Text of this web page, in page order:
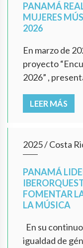
PANAMÁ
MUJERES
2026
En marzo de
proyecto
2026” ,
LEER MÁS
2025/Costa
PANAMÁ
FOMENTAR
LA MÚSICA
En su
igualdad de